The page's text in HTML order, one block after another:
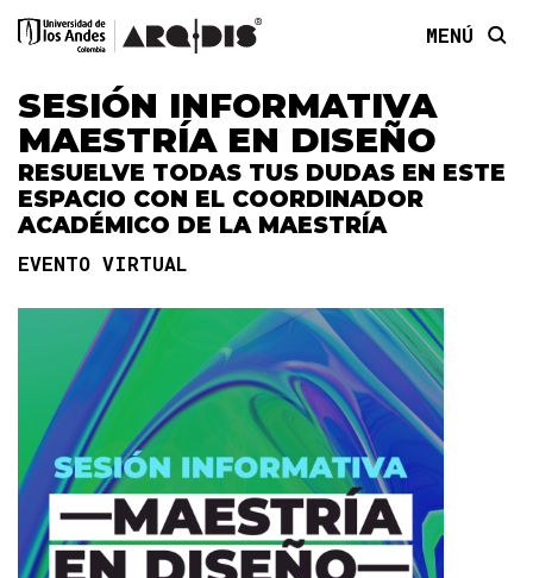
MENÚ
SESIÓN INFORMATIVA
MAESTRÍA EN DISEÑO
RESUELVE TODAS TUS DUDAS EN ESTE
ESPACIO CON EL COORDINADOR
ACADÉMICO DE LA MAESTRÍA
EVENTO VIRTUAL